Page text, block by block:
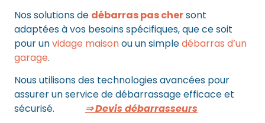
Nos solutions de débarras pas chersont
adaptées à vos besoins spécifiques, que ce soit
pour unvidage maisonou un simpledébarras d’un
garage.
Nous utilisons des technologies avancées pour
assurer un service de débarrassage efficace et
sécurisé. ⇒ Devis débarrasseurs